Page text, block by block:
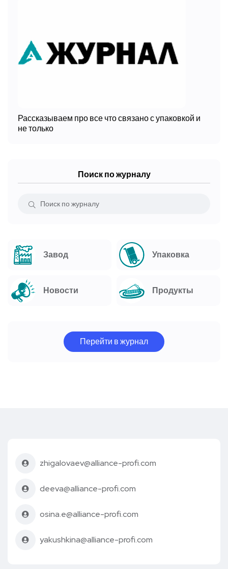
Рассказываем про все что связано с упаковкой и
не только
Поиск по журналу
Завод Упаковка
Новости Продукты
Перейти в журнал
zhigalovaev@alliance-profi.com
deeva@alliance-profi.com
osina.e@alliance-profi.com
yakushkina@alliance-profi.com